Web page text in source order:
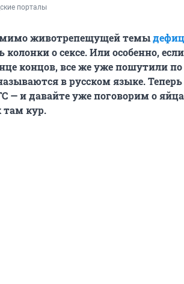
порталы
животрепещущей темы
о сексе. Или особенно,
концов, все же уже пошутили
в русском языке.
— и давайте уже поговорим о
там кур.